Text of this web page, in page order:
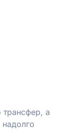
трансфер, а